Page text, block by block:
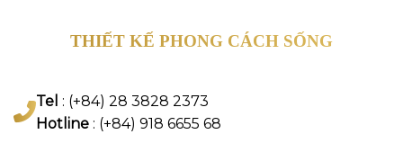
THIẾT KẾ PHONG CÁCH SỐNG
Tel : (+84) 28 3828 2373
Hotline : (+84) 918 6655 68